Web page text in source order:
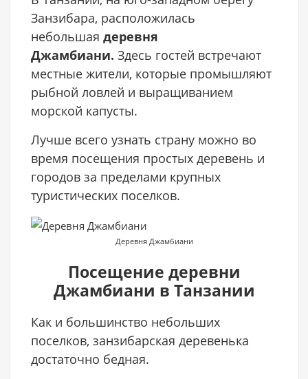
Занзибара, расположилась
небольшая деревня
Джамбиани. Здесь гостей встречают
местные жители, которые промышляют
рыбной ловлей и выращиванием
морской капусты.
Лучше всего узнать страну можно во
время посещения простых деревень и
городов за пределами крупных
туристических поселков.
Деревня Джамбиани
Посещение деревни
Джамбиани в Танзании
Как и большинство небольших
поселков, занзибарская деревенька
достаточно бедная.